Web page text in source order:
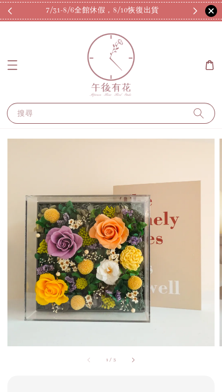
7/31-8/6全館休假，8/10恢復出貨
搜尋
1 / 3